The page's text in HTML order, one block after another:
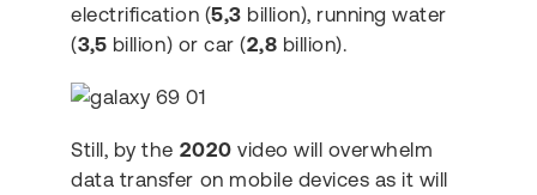
electrification (5,3 billion), running water
(3,5 billion) or car (2,8 billion).
Still, by the 2020 video will overwhelm
data transfer on mobile devices as it will